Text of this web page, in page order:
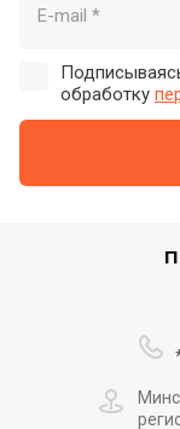
обработку